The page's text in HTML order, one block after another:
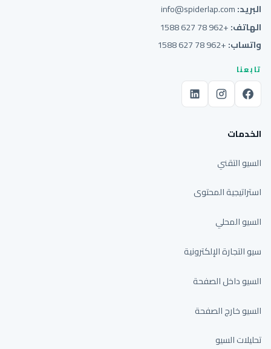
البريد:info@spiderlap.com
الهاتف:+962 78 627 1588
واتساب:+962 78 627 1588
تابعنا
الخدمات
السيو التقني
استراتيجية المحتوى
السيو المحلي
سيو التجارة الإلكترونية
السيو داخل الصفحة
السيو خارج الصفحة
تحليلات السيو